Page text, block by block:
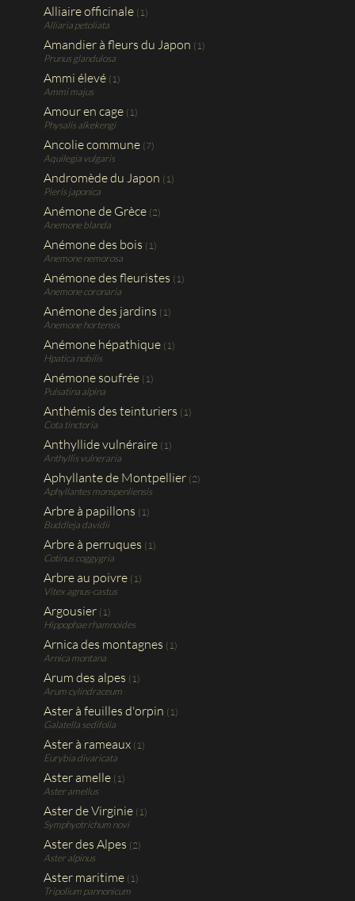
Alliaire officinale (1)
Alliaria petoliata
Amandier à fleurs du Japon (1)
Prunus glandulosa
Ammi élevé (1)
Ammi majus
Amour en cage (1)
Physalis alkekengi
Ancolie commune (7)
Aquilegia vulgaris
Andromède du Japon (1)
Pieris japonica
Anémone de Grèce (2)
Anemone blanda
Anémone des bois (1)
Anemone nemorosa
Anémone des fleuristes (1)
Anemone coronaria
Anémone des jardins (1)
Anemone hortensis
Anémone hépathique (1)
Hpatica nobilis
Anémone soufrée (1)
Pulsatina alpina
Anthémis des teinturiers (1)
Cota tinctoria
Anthyllide vulnéraire (1)
Anthyllis vulneraria
Aphyllante de Montpellier (2)
Aphyllantes monspenliensis
Arbre à papillons (1)
Buddleja davidii
Arbre à perruques (1)
Cotinus coggygria
Arbre au poivre (1)
Vitex agnus-castus
Argousier (1)
Hippophae rhamnoides
Arnica des montagnes (1)
Arnica montana
Arum des alpes (1)
Arum cylindraceum
Aster à feuilles d'orpin (1)
Galatella sedifolia
Aster à rameaux (1)
Eurybia divaricata
Aster amelle (1)
Aster amellus
Aster de Virginie (1)
Symphyotrichum novi
Aster des Alpes (2)
Aster alpinus
Aster maritime (1)
Tripolium pannonicum